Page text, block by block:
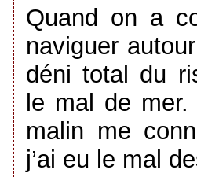
Quand on a
naviguer
déni total du
le mal de mer.
malin me
j’ai eu le mal